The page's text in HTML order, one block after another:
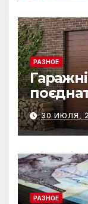
РАЗНОЕ
30 ИЮЛЯ,
РАЗНОЕ